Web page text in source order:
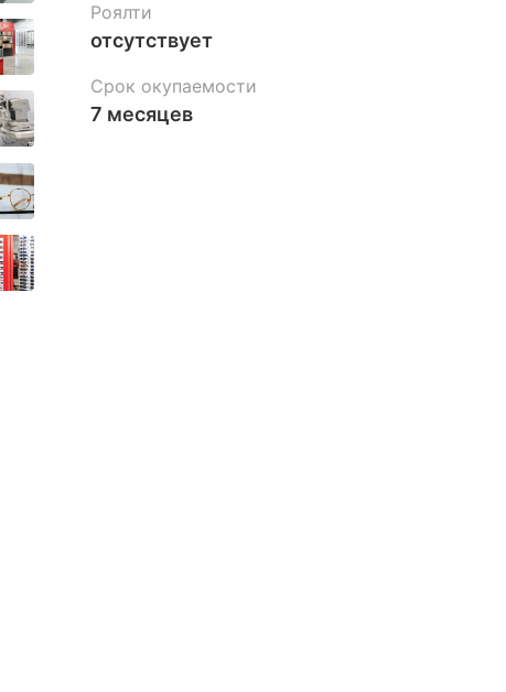
Роялти
отсутствует
Срок окупаемости
7 месяцев